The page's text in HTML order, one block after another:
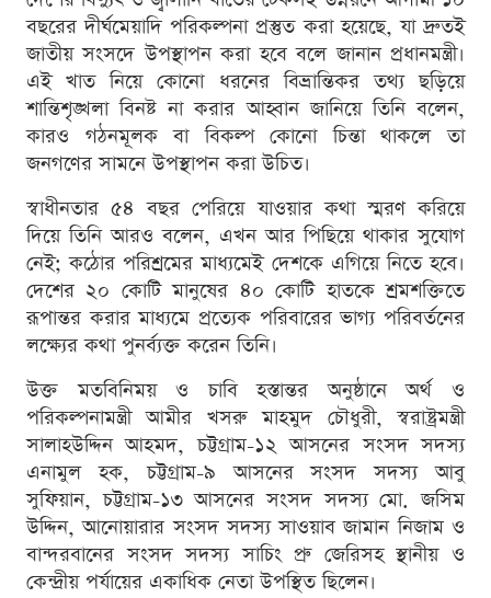
বছরের দীর্ঘমেয়াদি পরিকল্পনা প্রস্তুত করা হয়েছে, যা দ্রুতই
জাতীয় সংসদে উপস্থাপন করা হবে বলে জানান প্রধানমন্ত্রী।
এই খাত নিয়ে কোনো ধরনের বিভ্রান্তিকর তথ্য ছড়িয়ে
শান্তিশৃঙ্খলা বিনষ্ট না করার আহ্বান জানিয়ে তিনি বলেন,
কারও গঠনমূলক বা বিকল্প কোনো চিন্তা থাকলে তা
জনগণের সামনে উপস্থাপন করা উচিত।
স্বাধীনতার ৫৪ বছর পেরিয়ে যাওয়ার কথা স্মরণ করিয়ে
দিয়ে তিনি আরও বলেন, এখন আর পিছিয়ে থাকার সুযোগ
নেই; কঠোর পরিশ্রমের মাধ্যমেই দেশকে এগিয়ে নিতে হবে।
দেশের ২০ কোটি মানুষের ৪০ কোটি হাতকে শ্রমশক্তিতে
রূপান্তর করার মাধ্যমে প্রত্যেক পরিবারের ভাগ্য পরিবর্তনের
লক্ষ্যের কথা পুনর্ব্যক্ত করেন তিনি।
উক্ত মতবিনিময় ও চাবি হস্তান্তর অনুষ্ঠানে অর্থ ও
পরিকল্পনামন্ত্রী আমীর খসরু মাহমুদ চৌধুরী, স্বরাষ্ট্রমন্ত্রী
সালাহউদ্দিন আহমদ, চট্টগ্রাম-১২ আসনের সংসদ সদস্য
এনামুল হক, চট্টগ্রাম-৯ আসনের সংসদ সদস্য আবু
সুফিয়ান, চট্টগ্রাম-১৩ আসনের সংসদ সদস্য মো. জসিম
উদ্দিন, আনোয়ারার সংসদ সদস্য সাওয়াব জামান নিজাম ও
বান্দরবানের সংসদ সদস্য সাচিং প্রু জেরিসহ স্থানীয় ও
কেন্দ্রীয় পর্যায়ের একাধিক নেতা উপস্থিত ছিলেন।